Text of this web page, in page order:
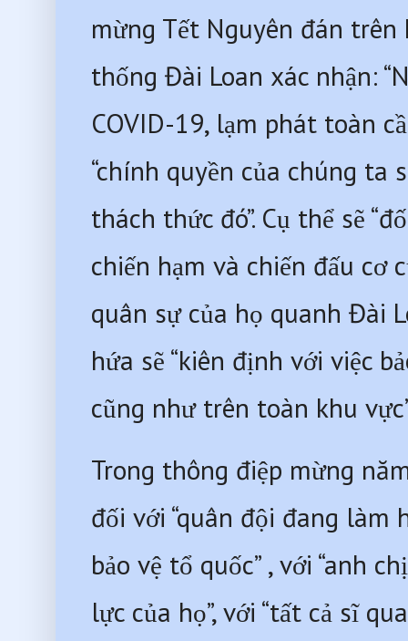
mừng Tết Nguyên đán trên
thống Đài Loan xác nhận:
COVID-19, lạm phát toàn
“chính quyền của chúng ta
thách thức đó”. Cụ thể sẽ
chiến hạm và chiến đấu cơ
quân sự của họ quanh Đài
hứa sẽ “kiên định với việc
cũng như trên toàn khu
Trong thông điệp mừng
đối với “quân đội đang
bảo vệ tổ quốc” , với “anh
lực của họ”, với “tất cả sĩ